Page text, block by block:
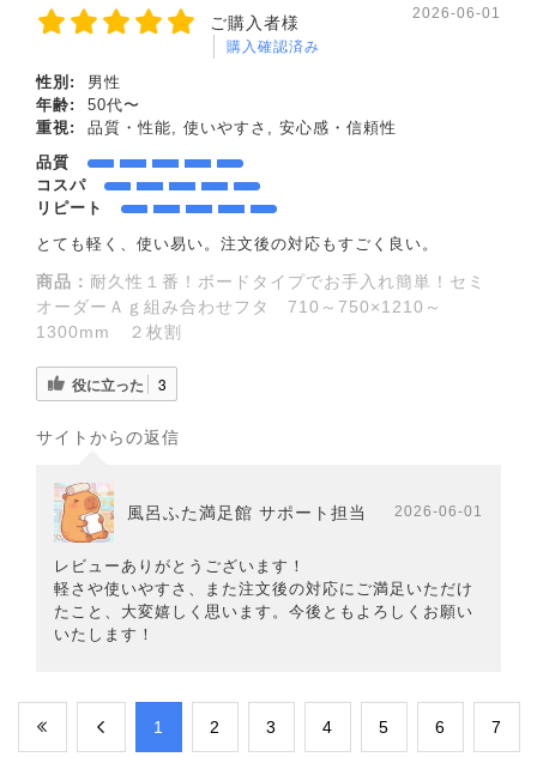
ご購入者様
購入確認済み
2026-06-01
性別:
男性
年齢:
50代〜
重視:
品質・性能, 使いやすさ, 安心感・信頼性
品質
コスパ
リピート
とても軽く、使い易い。注文後の対応もすごく良い。
商品： 耐久性１番！ボードタイプでお手入れ簡単！セミ
オーダーＡｇ組み合わせフタ 710～750×1210～
1300mm ２枚割
役に立った 3
サイトからの返信
風呂ふた満足館 サポート担当 2026-06-01
レビューありがとうございます！
軽さや使いやすさ、また注文後の対応にご満足いただけ
たこと、大変嬉しく思います。今後ともよろしくお願い
いたします！
​1 ​2 ​3 ​4 ​5 ​6 ​7